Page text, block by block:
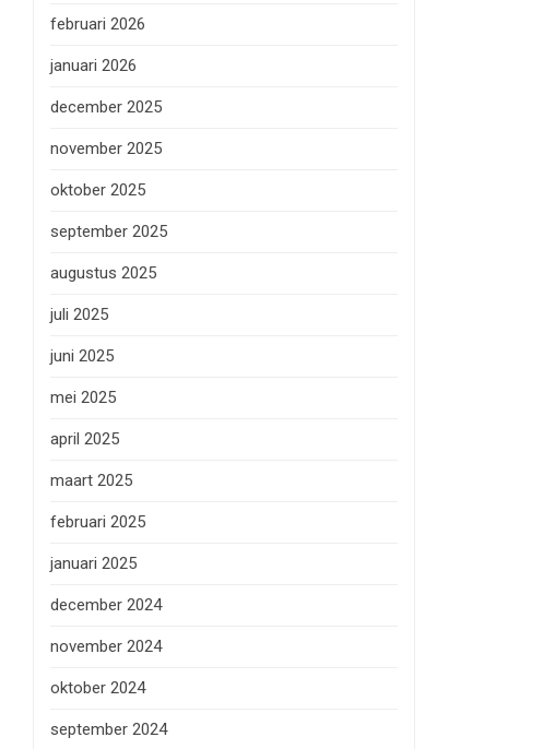
februari 2026
januari 2026
december 2025
november 2025
oktober 2025
september 2025
augustus 2025
juli 2025
juni 2025
mei 2025
april 2025
maart 2025
februari 2025
januari 2025
december 2024
november 2024
oktober 2024
september 2024